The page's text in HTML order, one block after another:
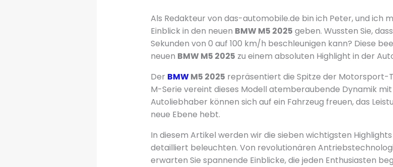
Als Redakteur von das-automobile.de bin ich Peter, und ich
Einblick in den neuen BMW M5 2025 geben. Wussten Sie,
Sekunden von 0 auf 100 km/h beschleunigen kann? Diese
neuen BMW M5 2025 zu einem absoluten Highlight in der
Der BMWM5 2025 repräsentiert die Spitze der Motorsport-
M-Serie vereint dieses Modell atemberaubende Dynamik
Autoliebhaber können sich auf ein Fahrzeug freuen, das
neue Ebene hebt.
In diesem Artikel werden wir die sieben wichtigsten
detailliert beleuchten. Von revolutionären
erwarten Sie spannende Einblicke, die jeden Enthusiasten